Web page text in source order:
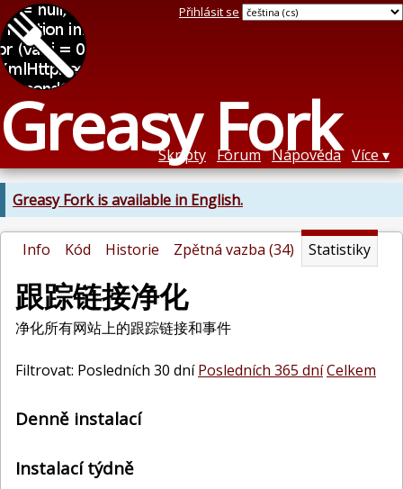
Greasy Fork
Přihlásit se
Skripty Fórum Nápověda Více
Greasy Fork is available in English.
Info Kód Historie Zpětná vazba (34) Statistiky
跟踪链接净化
净化所有网站上的跟踪链接和事件
Filtrovat: Posledních 30 dníPosledních 365 dníCelkem
Denně instalací
Instalací týdně